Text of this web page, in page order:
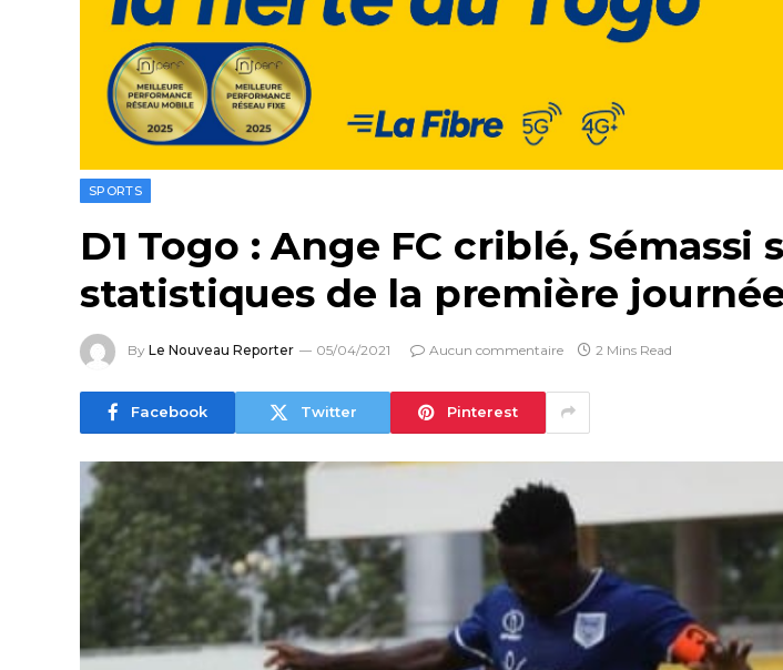
SPORTS
D1 Togo : Ange FC criblé,
statistiques de la première
By Le Nouveau Reporter 05/04/2021 Aucun commentaire 2 Mins Read
Facebook Twitter Pinterest